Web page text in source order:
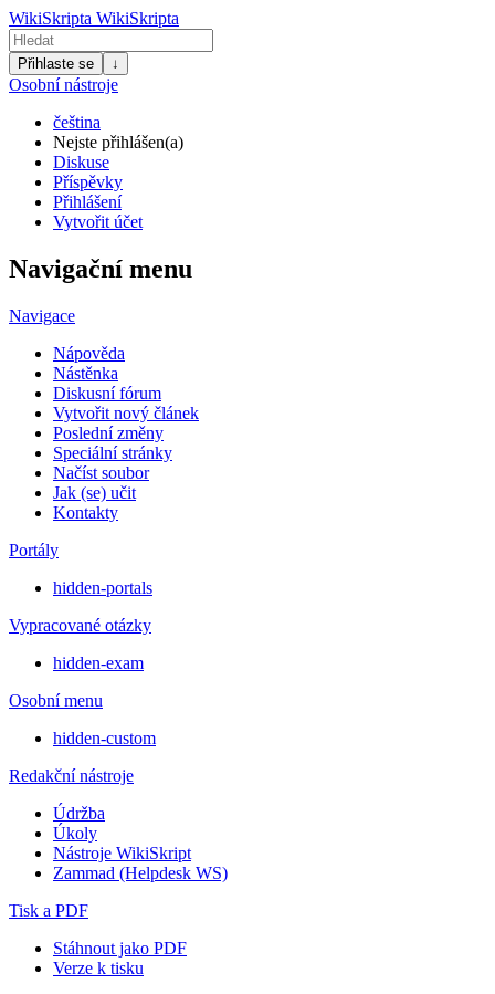
WikiSkripta WikiSkripta
Přihlaste se ↓
Osobní nástroje
čeština
Nejste přihlášen(a)
Diskuse
Příspěvky
Přihlášení
Vytvořit účet
Navigační menu
Navigace
Nápověda
Nástěnka
Diskusní fórum
Vytvořit nový článek
Poslední změny
Speciální stránky
Načíst soubor
Jak (se) učit
Kontakty
Portály
hidden-portals
Vypracované otázky
hidden-exam
Osobní menu
hidden-custom
Redakční nástroje
Údržba
Úkoly
Nástroje WikiSkript
Zammad (Helpdesk WS)
Tisk a PDF
Stáhnout jako PDF
Verze k tisku